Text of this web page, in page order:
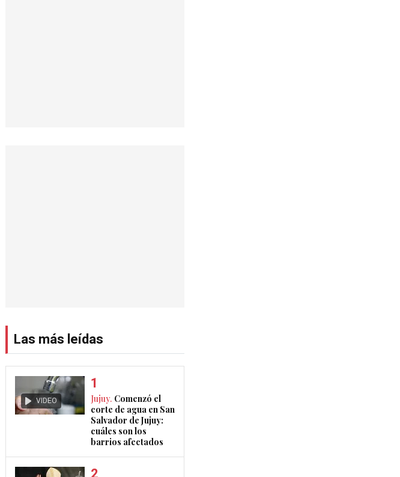
Las más leídas
VIDEO Jujuy. Comenzó el
corte de agua en San
Salvador de Jujuy:
cuáles son los
barrios afectados